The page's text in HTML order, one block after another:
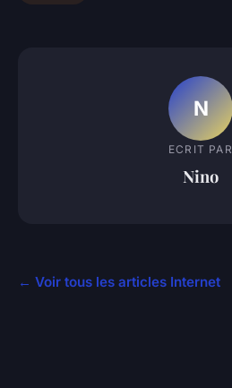
N
ECRIT PAR
Nino
← Voir tous les articles Internet